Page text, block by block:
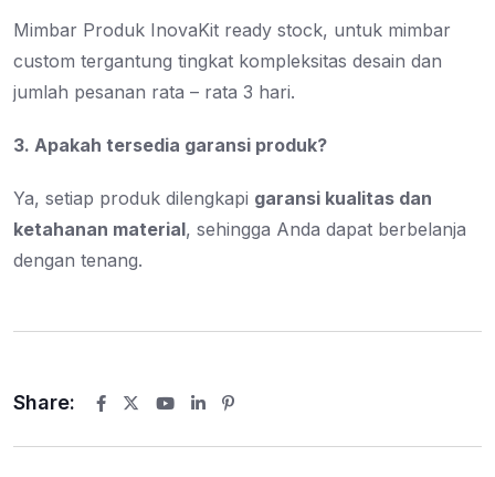
Mimbar Produk InovaKit ready stock, untuk mimbar
custom tergantung tingkat kompleksitas desain dan
jumlah pesanan rata – rata 3 hari.
3. Apakah tersedia garansi produk?
Ya, setiap produk dilengkapi garansi kualitas dan
ketahanan material, sehingga Anda dapat berbelanja
dengan tenang.
Share:
Youtube
LinkedIn